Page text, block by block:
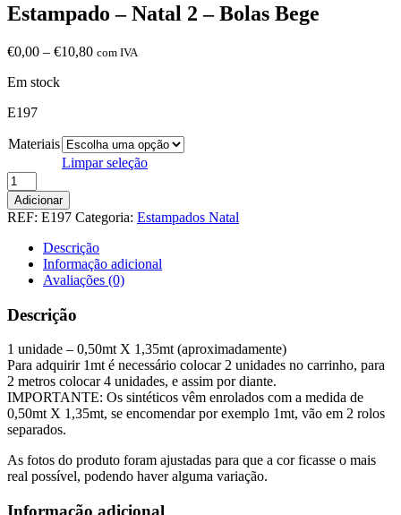
Estampado – Natal 2 – Bolas Bege
€0,00 – €10,80Price
com IVA
Em stock
E197
Materiais
Limpar seleção
Quantidade
de
Estampado
-
Natal
Bege
Adicionar
REF: E197 Categoria: Estampados Natal
Descrição
Informação adicional
Avaliações (0)
Descrição
1 unidade – 0,50mt X 1,35mt (aproximadamente)
Para adquirir 1mt é necessário colocar 2 unidades no carrinho, para
2 metros colocar 4 unidades, e assim por diante.
IMPORTANTE: Os sintéticos vêm enrolados com a medida de
0,50mt X 1,35mt, se encomendar por exemplo 1mt, vão em 2 rolos
separados.
As fotos do produto foram ajustadas para que a cor ficasse o mais
real possível, podendo haver alguma variação.
Informação adicional